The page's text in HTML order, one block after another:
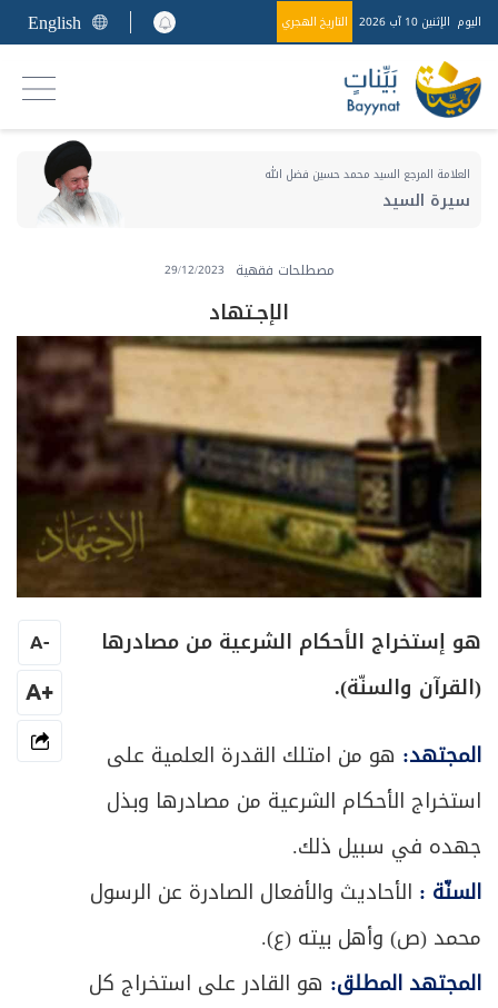
اليوم الإثنين 10 آب 2026 التاريخ الهجري English
العلامة المرجع السيد محمد حسين فضل الله
سيرة السيد
مصطلحات فقهية 29/12/2023
الإجـتهاد
هو إستخراج الأحكام الشرعية من مصادرها
(القرآن والسنّة).
المجتهد: هو من امتلك القدرة العلمية على
استخراج الأحكام الشرعية من مصادرها وبذل
جهده في سبيل ذلك.
السنّة : الأحاديث والأفعال الصادرة عن الرسول
محمد (ص) وأهل بيته (ع).
المجتهد المطلق: هو القادر على استخراج كل
-
A
+A